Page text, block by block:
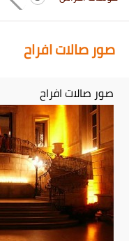
صور صالات افراح
صور صالات افراح